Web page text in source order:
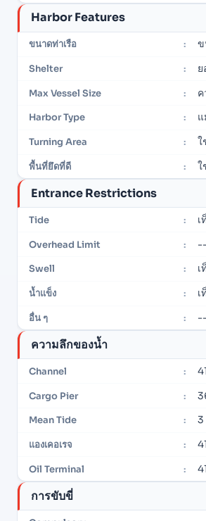
Harbor Features
ขนาดท่าเรือ : ข
Shelter : ย
Max Vessel Size :
Harbor Type :
Turning Area : ใ
พื้นที่ยึดที่ดี : ใ
Entrance Restrictions
Tide : เ
Overhead Limit :
Swell : เ
น้ำแข็ง : เ
อื่น ๆ :
ความลึกของน้ำ
Channel :
Cargo Pier :
Mean Tide : 3
แองเคอเรจ :
Oil Terminal :
การขับขี่